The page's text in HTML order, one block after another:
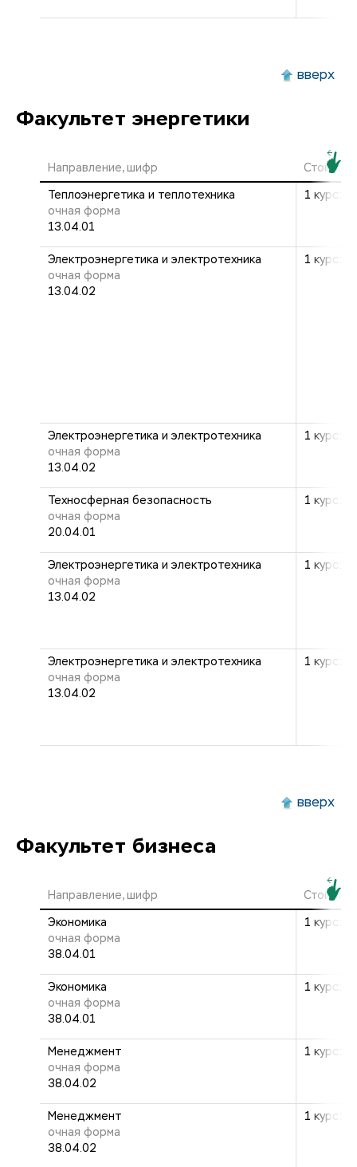
вверх
Факультет энергетики
Направление, шифр
Теплоэнергетика и теплотехника
очная форма
13.04.01
1 курс:
Электроэнергетика и электротехника
очная форма
13.04.02
1 курс:
Электроэнергетика и электротехника
очная форма
13.04.02
1 курс:
Техносферная безопасность
очная форма
20.04.01
1 курс:
Электроэнергетика и электротехника
очная форма
13.04.02
1 курс:
Электроэнергетика и электротехника
очная форма
13.04.02
1 курс:
вверх
Факультет бизнеса
Направление, шифр
Экономика
очная форма
38.04.01
1 курс:
Экономика
очная форма
38.04.01
1 курс:
Менеджмент
очная форма
38.04.02
1 курс:
Менеджмент
очная форма
38.04.02
1 курс: